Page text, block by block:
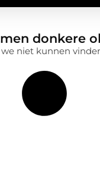
donkere
niet kunnen